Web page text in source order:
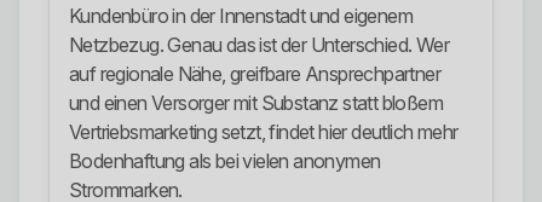
Kundenbüro in der Innenstadt und eigenem
Netzbezug. Genau das ist der Unterschied. Wer
auf regionale Nähe, greifbare Ansprechpartner
und einen Versorger mit Substanz statt bloßem
Vertriebsmarketing setzt, findet hier deutlich mehr
Bodenhaftung als bei vielen anonymen
Strommarken.